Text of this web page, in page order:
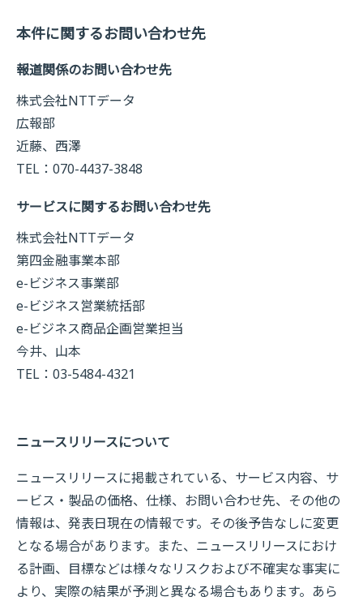
本件に関するお問い合わせ先
報道関係のお問い合わせ先
株式会社NTTデータ
広報部
近藤、西澤
TEL：070-4437-3848
サービスに関するお問い合わせ先
株式会社NTTデータ
第四金融事業本部
e-ビジネス事業部
e-ビジネス営業統括部
e-ビジネス商品企画営業担当
今井、山本
TEL：03-5484-4321
ニュースリリースについて
ニュースリリースに掲載されている、サービス内容、サ
ービス・製品の価格、仕様、お問い合わせ先、その他の
情報は、発表日現在の情報です。その後予告なしに変更
となる場合があります。また、ニュースリリースにおけ
る計画、目標などは様々なリスクおよび不確実な事実に
より、実際の結果が予測と異なる場合もあります。あら